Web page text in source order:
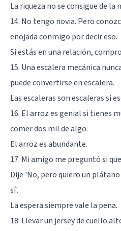
La riqueza no se consigue de la
14. No tengo novia. Pero
enojada conmigo por decir eso.
Si estás en una relación,
15. Una escalera mecánica
puede convertirse en escalera.
Las escaleras son escaleras si
16. El arroz es genial si tienes
comer dos mil de algo.
El arroz es abundante.
17. Mi amigo me preguntó si
Dije 'No, pero quiero un
sí'.
La espera siempre vale la pena.
18. Llevar un jersey de cuello